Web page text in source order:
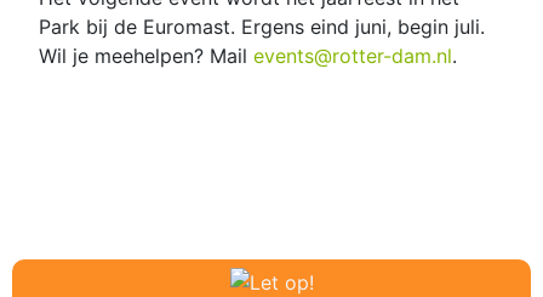
Park bij de Euromast. Ergens eind juni, begin juli.
Wil je meehelpen? Mail events@rotter-dam.nl.